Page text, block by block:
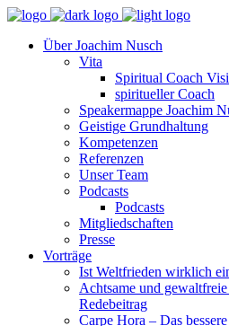
Über Joachim Nusch
Vita
Spiritual Coach
spiritueller Coach
Speakermappe Joachim
Geistige Grundhaltung
Kompetenzen
Referenzen
Unser Team
Podcasts
Podcasts
Mitgliedschaften
Presse
Vorträge
Ist Weltfrieden wirklich
Achtsame und
Redebeitrag
Carpe Hora – Das